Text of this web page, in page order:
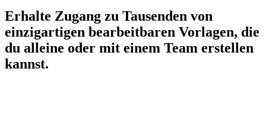
Erhalte Zugang zu Tausenden von
einzigartigen bearbeitbaren Vorlagen, die
du alleine oder mit einem Team erstellen
kannst.